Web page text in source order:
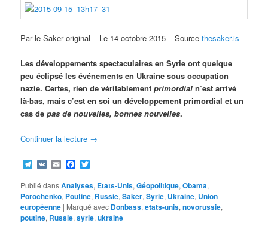
Par le Saker original – Le 14 octobre 2015 – Sourcethesaker.is
Les développements spectaculaires en Syrie ont quelque
peu éclipsé les événements en Ukraine sous occupation
nazie. Certes, rien de véritablementprimordial n’est arrivé
là-bas, mais c’est en soi un développement primordial et un
cas depas de nouvelles, bonnes nouvelles.
Continuer la lecture →
Telegram
VK EmailFacebook
Publié dansAnalyses, Etats-Unis,Géopolitique,Obama,
Porochenko, Poutine, Russie,Saker,Syrie, Ukraine, Union
européenne | Marqué avec Donbass,etats-unis,novorussie,
poutine, Russie,syrie,ukraine